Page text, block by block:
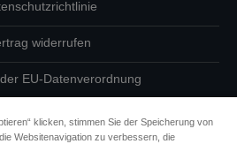
widerrufen
EU-Datenverordnung
klicken, stimmen Sie der Speicherung von
Websitenavigation zu verbessern, die